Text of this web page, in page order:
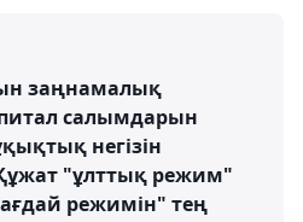
заңнамалық
салымдарын
негізін
"ұлттық режим"
режимін" тең